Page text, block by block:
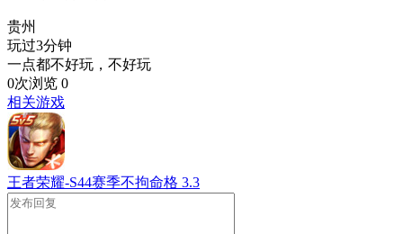
贵州
玩过3分钟
一点都不好玩，不好玩
0次浏览 0
相关游戏
王者荣耀-S44赛季不拘命格 3.3